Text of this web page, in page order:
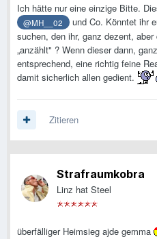
Ich hätte nur eine einzige Bitte.
@MH__02
und Co. Könntet ihr
suchen, den ihr, ganz dezent,
„anzählt" ? Wenn dieser dann,
entsprechend, eine richtig feine
damit sicherlich allen gedient.
Zitieren
Strafraumkobra
Linz hat Steel
überfälliger Heimsieg ajde gemma